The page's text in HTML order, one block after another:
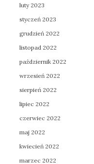
luty 2023
styczeń 2023
grudzień 2022
listopad 2022
październik 2022
wrzesień 2022
sierpień 2022
lipiec 2022
czerwiec 2022
maj 2022
kwiecień 2022
marzec 2022